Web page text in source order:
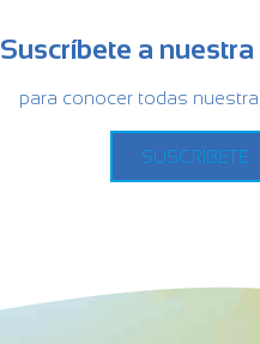
Suscríbete a
para conocer todas
SUSCRÍBETE